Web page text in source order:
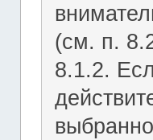
(см. п.
8.1.2.